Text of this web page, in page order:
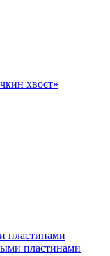
хвост»
пластинами
пластинами